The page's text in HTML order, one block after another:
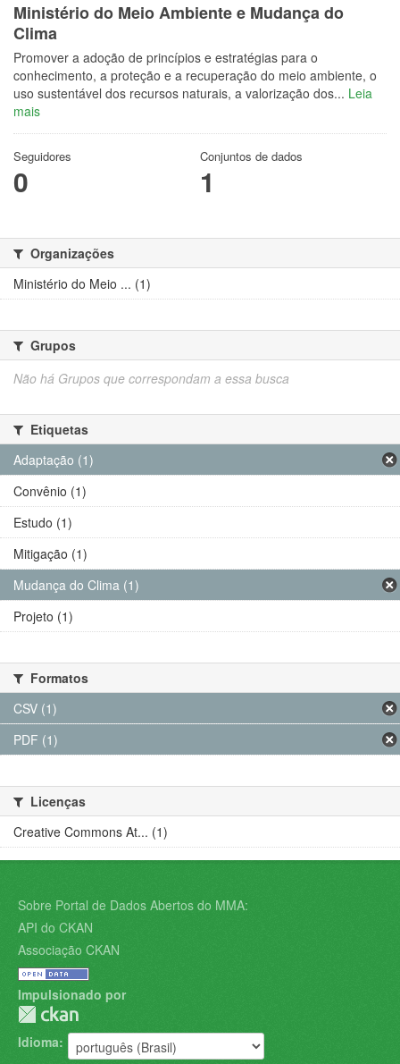
Ministério do Meio Ambiente e Mudança do
Clima
Promover a adoção de princípios e estratégias para o
conhecimento, a proteção e a recuperação do meio ambiente, o
uso sustentável dos recursos naturais, a valorização dos... Leia
mais
Seguidores
0
Conjuntos de dados
1
Organizações
Ministério do Meio ... (1)
Grupos
Não há Grupos que correspondam a essa busca
Etiquetas
Adaptação (1)
Convênio (1)
Estudo (1)
Mitigação (1)
Mudança do Clima (1)
Projeto (1)
Formatos
CSV (1)
PDF (1)
Licenças
Creative Commons At... (1)
Sobre Portal de Dados Abertos do MMA:
API do CKAN
Associação CKAN
Impulsionado por
Idioma